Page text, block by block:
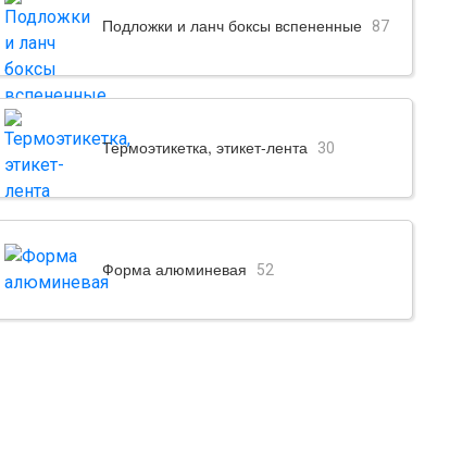
Подложки и ланч боксы вспененные 87
Термоэтикетка, этикет-лента 30
Форма алюминевая 52